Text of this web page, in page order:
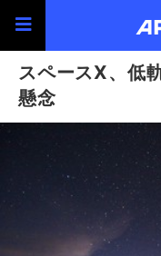
スペースX、低
懸念